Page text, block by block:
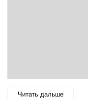
Читать дальше